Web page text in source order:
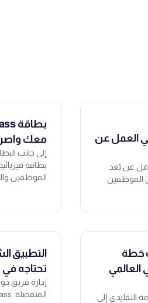
العمل عن
عن بُعد
الموظفين
معك
بطاقة
الموظفين
خطة
التقليدي إلى
التطبيق
تحتاجه
إدارة فريق